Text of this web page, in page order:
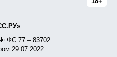
ФС 77 – 83702
29.07.2022